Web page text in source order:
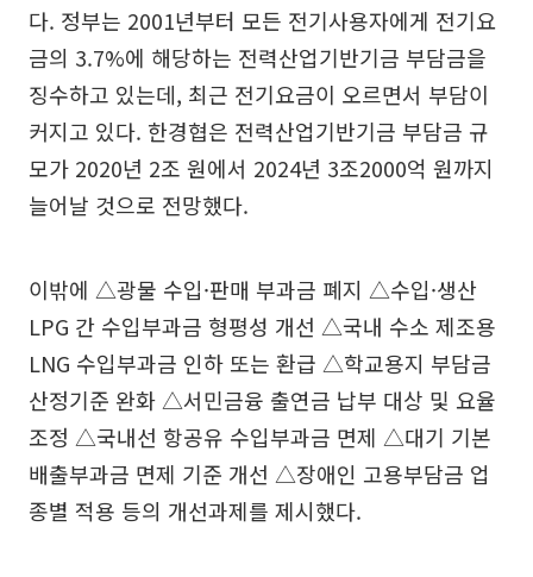
다. 정부는 2001년부터 모든 전기사용자에게 전기요
금의 3.7%에 해당하는 전력산업기반기금 부담금을
징수하고 있는데, 최근 전기요금이 오르면서 부담이
커지고 있다. 한경협은 전력산업기반기금 부담금 규
모가 2020년 2조 원에서 2024년 3조2000억 원까지
늘어날 것으로 전망했다.
이밖에 △광물 수입·판매 부과금 폐지 △수입·생산
LPG 간 수입부과금 형평성 개선 △국내 수소 제조용
LNG 수입부과금 인하 또는 환급 △학교용지 부담금
산정기준 완화 △서민금융 출연금 납부 대상 및 요율
조정 △국내선 항공유 수입부과금 면제 △대기 기본
배출부과금 면제 기준 개선 △장애인 고용부담금 업
종별 적용 등의 개선과제를 제시했다.